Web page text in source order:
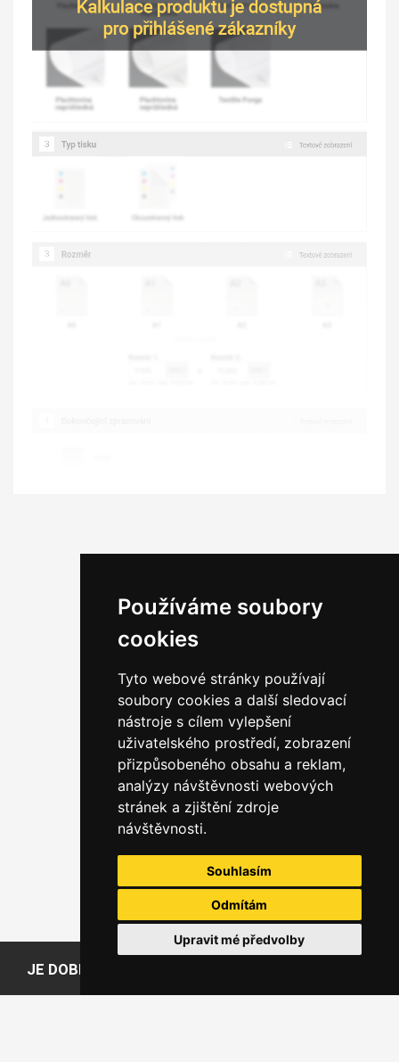
Používáme soubory
cookies
Tyto webové stránky používají
soubory cookies a další sledovací
nástroje s cílem vylepšení
uživatelského prostředí, zobrazení
přizpůsobeného obsahu a reklam,
analýzy návštěvnosti webových
stránek a zjištění zdroje
návštěvnosti.
Souhlasím
Odmítám
Upravit mé předvolby
JE DOBRÉ VĚDĚT
Slovníček pojmů